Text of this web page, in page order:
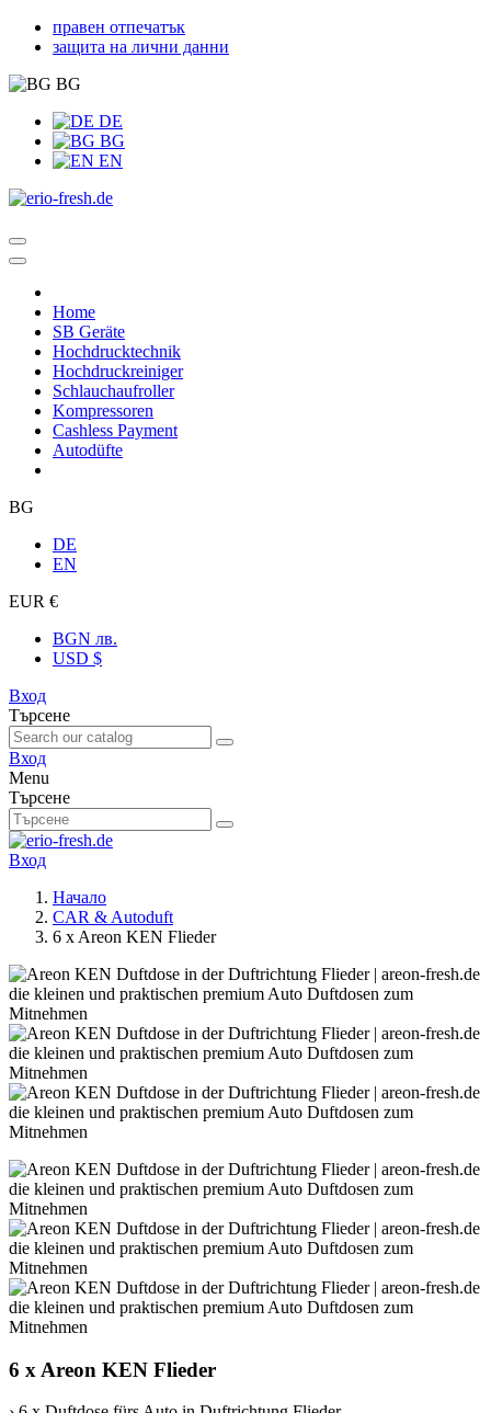
правен отпечатък
защита на лични данни
BG
DE
BG
EN
Home
SB Geräte
Hochdrucktechnik
Hochdruckreiniger
Schlauchaufroller
Kompressoren
Cashless Payment
Autodüfte
BG
DE
EN
EUR €
BGN лв.
USD $
Вход
Търсене
Вход
Menu
Търсене
Вход
Начало
CAR & Autoduft
6 x Areon KEN Flieder
6 x Areon KEN Flieder